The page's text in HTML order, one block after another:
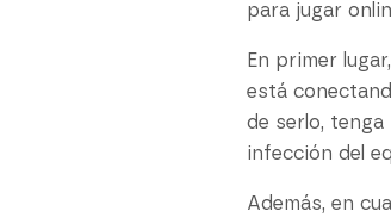
para jugar
En primer
está
de serlo,
infección del
Además, en